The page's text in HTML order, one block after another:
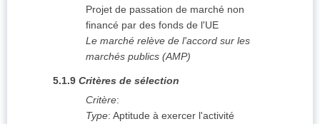
Projet de passation de marché non
financé par des fonds de l'UE
Le marché relève de l'accord sur les
marchés publics (AMP)
5.1.9 Critères de sélection
Critère:
Type: Aptitude à exercer l'activité